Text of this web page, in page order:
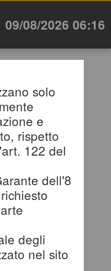
09/08/2026 06:16
solo
e
rispetto
122 del
dell'8
degli
nel sito
CON
il
identita'
'Accedi'